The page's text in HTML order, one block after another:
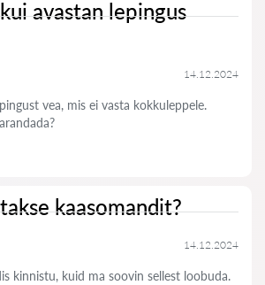
avastan lepingus
14.12.2024
vea, mis ei vasta kokkuleppele.
kaasomandit?
14.12.2024
kinnistu, kuid ma soovin sellest loobuda.